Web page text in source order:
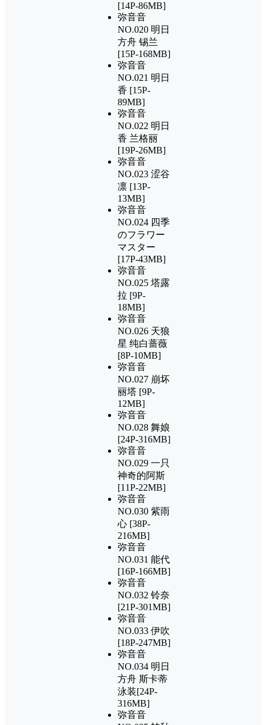
[14P-86MB]
弥音音
NO.020 明日
方舟 锡兰
[15P-168MB]
弥音音
NO.021 明日
香 [15P-
89MB]
弥音音
NO.022 明日
香 兰格丽
[19P-26MB]
弥音音
NO.023 涩谷
凛 [13P-
13MB]
弥音音
NO.024 四季
のフラワー
マスター
[17P-43MB]
弥音音
NO.025 塔露
拉 [9P-
18MB]
弥音音
NO.026 天狼
星 纯白蔷薇
[8P-10MB]
弥音音
NO.027 崩坏
丽塔 [9P-
12MB]
弥音音
NO.028 舞娘
[24P-316MB]
弥音音
NO.029 一只
神奇的阿斯
[11P-22MB]
弥音音
NO.030 紫雨
心 [38P-
216MB]
弥音音
NO.031 能代
[16P-166MB]
弥音音
NO.032 铃奈
[21P-301MB]
弥音音
NO.033 伊吹
[18P-247MB]
弥音音
NO.034 明日
方舟 斯卡蒂
泳装[24P-
316MB]
弥音音